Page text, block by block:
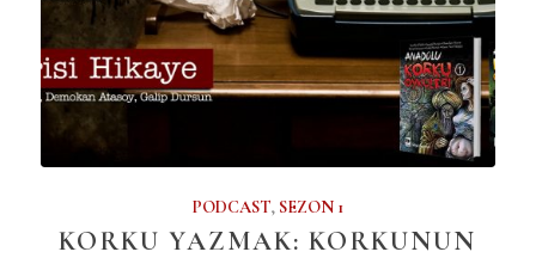
PODCAST, SEZON 1
KORKU YAZMAK: KORKUNUN